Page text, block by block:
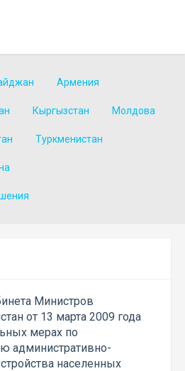
Армения
Кыргызстан Молдова
Туркменистан
Министров
от 13 марта 2009 года
мерах по
административно-
населенных